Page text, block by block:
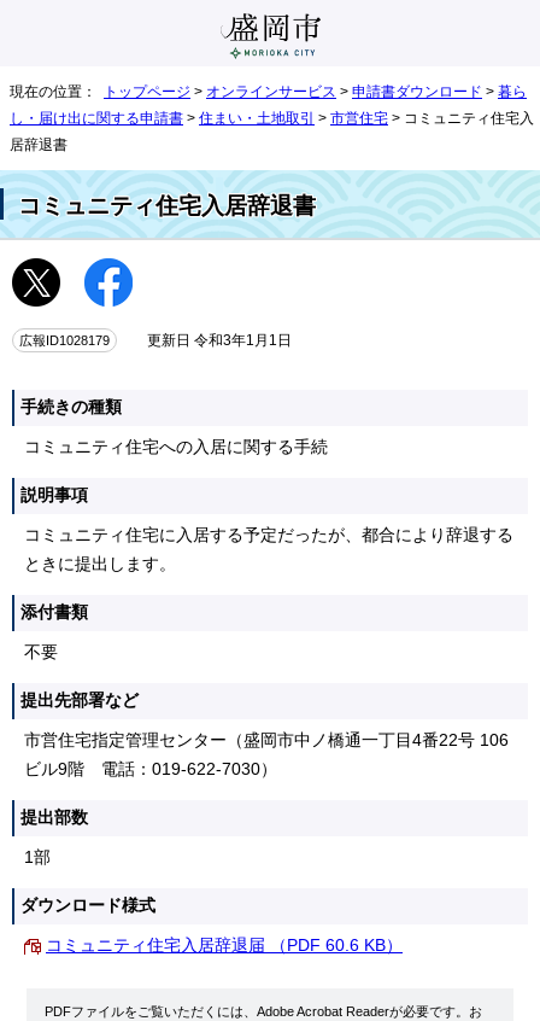
現在の位置： トップページ > オンラインサービス > 申請書ダウンロード > 暮ら
し・届け出に関する申請書 > 住まい・土地取引 > 市営住宅 > コミュニティ住宅入
居辞退書
コミュニティ住宅入居辞退書
広報ID1028179 更新日 令和3年1月1日
手続きの種類
コミュニティ住宅への入居に関する手続
説明事項
コミュニティ住宅に入居する予定だったが、都合により辞退する
ときに提出します。
添付書類
不要
提出先部署など
市営住宅指定管理センター（盛岡市中ノ橋通一丁目4番22号 106
ビル9階 電話：019-622-7030）
提出部数
1部
ダウンロード様式
コミュニティ住宅入居辞退届 （PDF 60.6 KB）
PDFファイルをご覧いただくには、Adobe Acrobat Readerが必要です。お